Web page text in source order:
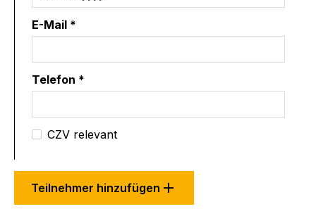
E-Mail *
Telefon *
CZV relevant
Teilnehmer hinzufügen